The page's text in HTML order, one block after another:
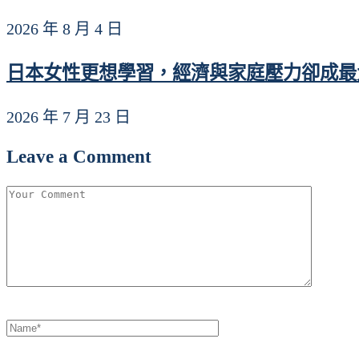
2026 年 8 月 4 日
日本女性更想學習，經濟與家庭壓力卻成
2026 年 7 月 23 日
Leave a Comment